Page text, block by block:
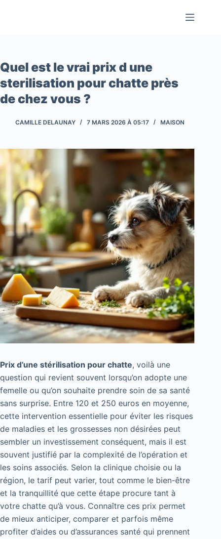
Quel est le vrai prix d une
sterilisation pour chatte près
de chez vous ?
CAMILLE DELAUNAY 7 MARS 2026 À 05:17 MAISON
Prix d’une stérilisation pour chatte, voilà une
question qui revient souvent lorsqu’on adopte une
femelle ou qu’on souhaite prendre soin de sa santé
sans surprise. Entre 120 et 250 euros en moyenne,
cette intervention essentielle pour éviter les risques
de maladies et les grossesses non désirées peut
sembler un investissement conséquent, mais il est
souvent justifié par la complexité de l’opération et
les soins associés. Selon la clinique choisie ou la
région, le tarif peut varier, tout comme le bien-être
et la tranquillité que cette étape procure tant à
votre chatte qu’à vous. Connaître ces prix permet
de mieux anticiper, comparer et parfois même
profiter d’aides ou d’assurances santé qui prennent